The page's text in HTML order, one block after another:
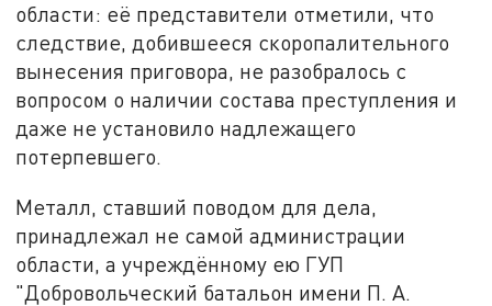
области: её представители отметили, что
следствие, добившееся скоропалительного
вынесения приговора, не разобралось с
вопросом о наличии состава преступления и
даже не установило надлежащего
потерпевшего.
Металл, ставший поводом для дела,
принадлежал не самой администрации
области, а учреждённому ею ГУП
"Добровольческий батальон имени П. А.